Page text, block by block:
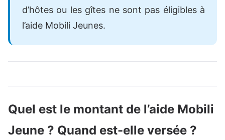
d’hôtes ou les gîtes ne sont pas éligibles à
l’aide Mobili Jeunes.
Quel est le montant de l’aide Mobili
Jeune ? Quand est-elle versée ?